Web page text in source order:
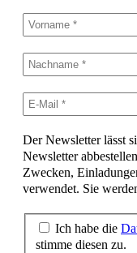
Der Newsletter lässt
Newsletter
Zwecken,
verwendet. Sie
Ich habe die
stimme diesen zu.